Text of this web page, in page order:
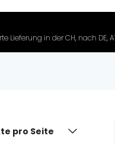
in der CH, nach DE, AT,
pro Seite